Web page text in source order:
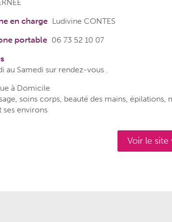
en charge Ludivine CONTES
portable 06 73 52 10 07
au Samedi sur rendez-vous .
à Domicile
soins corps, beauté des mains, épilations,
ses environs
Voir le site